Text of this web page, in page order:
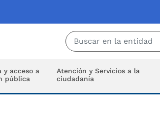
y acceso a
pública
Atención y Servicios a la
ciudadanía